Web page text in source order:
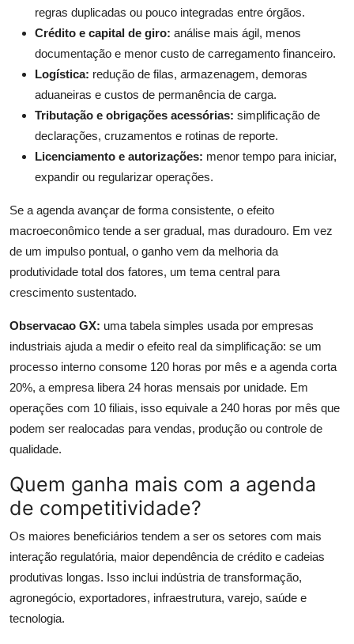
regras duplicadas ou pouco integradas entre órgãos.
Crédito e capital de giro: análise mais ágil, menos
documentação e menor custo de carregamento financeiro.
Logística: redução de filas, armazenagem, demoras
aduaneiras e custos de permanência de carga.
Tributação e obrigações acessórias: simplificação de
declarações, cruzamentos e rotinas de reporte.
Licenciamento e autorizações: menor tempo para iniciar,
expandir ou regularizar operações.
Se a agenda avançar de forma consistente, o efeito
macroeconômico tende a ser gradual, mas duradouro. Em vez
de um impulso pontual, o ganho vem da melhoria da
produtividade total dos fatores, um tema central para
crescimento sustentado.
Observacao GX: uma tabela simples usada por empresas
industriais ajuda a medir o efeito real da simplificação: se um
processo interno consome 120 horas por mês e a agenda corta
20%, a empresa libera 24 horas mensais por unidade. Em
operações com 10 filiais, isso equivale a 240 horas por mês que
podem ser realocadas para vendas, produção ou controle de
qualidade.
Quem ganha mais com a agenda
de competitividade?
Os maiores beneficiários tendem a ser os setores com mais
interação regulatória, maior dependência de crédito e cadeias
produtivas longas. Isso inclui indústria de transformação,
agronegócio, exportadores, infraestrutura, varejo, saúde e
tecnologia.